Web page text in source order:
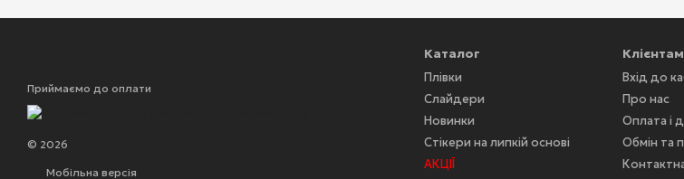
Приймаємо до оплати
© 2026
Мобільна версія
Каталог
Плівки
Слайдери
Новинки
Стікери на липкій основі
АКЦІЇ
Клієнтам
Вхід до
Про нас
Оплата і
Обмін та